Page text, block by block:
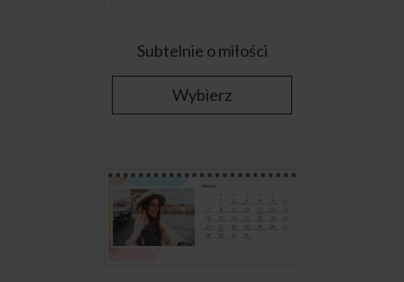
Subtelnie o miłości
Wybierz